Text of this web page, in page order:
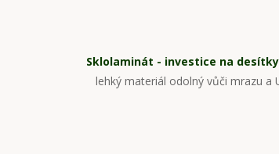
Sklolaminát - investice na
lehký materiál odolný vůči mrazu a